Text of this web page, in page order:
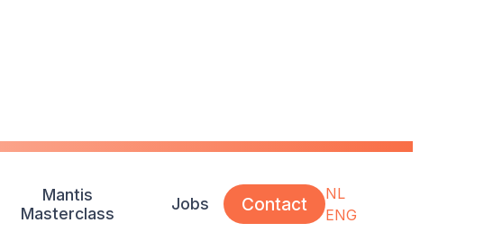
Mantis
Masterclass
Jobs Contact
NL
ENG